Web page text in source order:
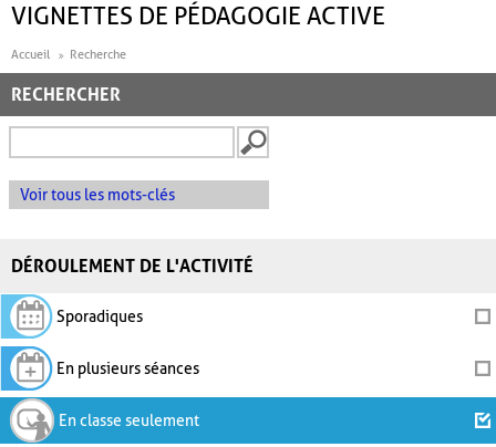
VIGNETTES DE PÉDAGOGIE ACTIVE
Accueil Recherche
RECHERCHER
Voir tous les mots-clés
DÉROULEMENT DE L'ACTIVITÉ
Sporadiques
En plusieurs séances
En classe seulement